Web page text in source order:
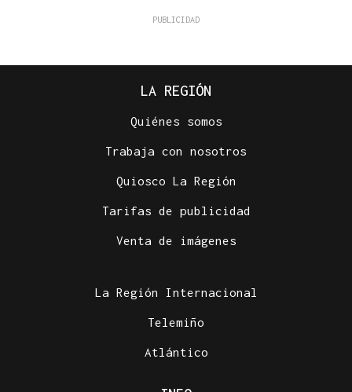
LA REGIÓN
Quiénes somos
Trabaja con nosotros
Quiosco La Región
Tarifas de publicidad
Venta de imágenes
La Región Internacional
Telemiño
Atlántico